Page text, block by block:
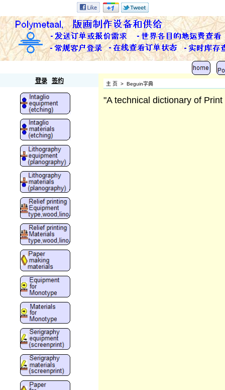
登录 签约 主 页 > Beguin字典
"A technical dictionary of